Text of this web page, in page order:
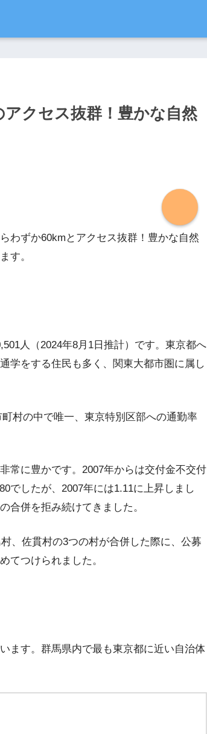
クセス抜群！豊かな自然
わずか60kmとアクセス抜群！豊かな自然
す。
人（2024年8月1日推計）です。東京都へ
学をする住民も多く、関東大都市圏に属し
村の中で唯一、東京特別区部への通勤率
常に豊かです。2007年からは交付金不交付
でしたが、2007年には1.11に上昇しまし
合併を拒み続けてきました。
、佐貫村の3つの村が合併した際に、公募
てつけられました。
ます。群馬県内で最も東京都に近い自治体